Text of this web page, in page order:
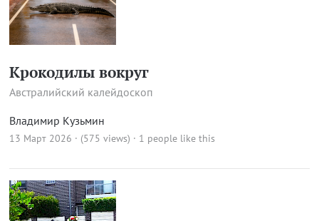
Крокодилы вокруг
Австралийский калейдоскоп
Владимир Кузьмин
13 Март 2026 · (575 views) · 1 people like this